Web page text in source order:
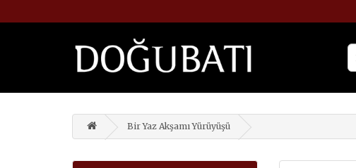
Bir Yaz Akşamı Yürüyüşü